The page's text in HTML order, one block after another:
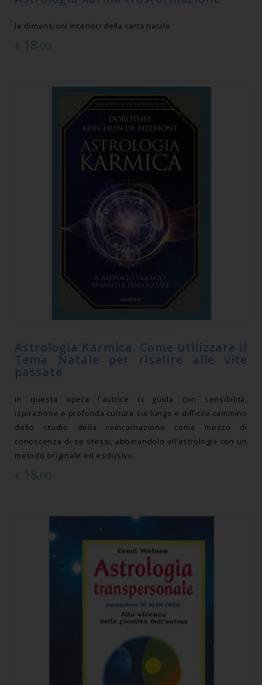
le dimensioni interiori della carta natale
€ 18,00
Astrologia Karmica. Come utilizzare il
Tema Natale per risalire alle vite
passate
In questa opera l'autrice ci guida con sensibilità,
ispirazione e profonda cultura sul lungo e difficile cammino
dello studio della reincarnazione come mezzo di
conoscenza di se stessi, abbinandolo all'astrologia con un
metodo originale ed esclusivo.
€ 18,00